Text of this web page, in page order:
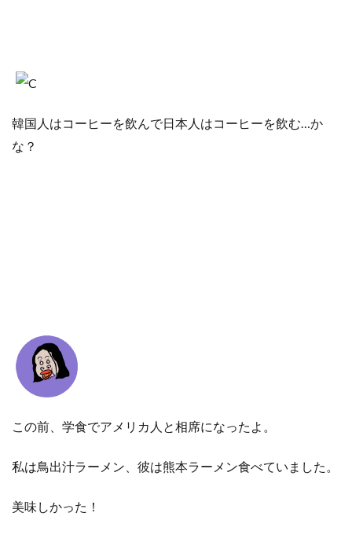
韓国人はコーヒーを飲んで日本人はコーヒーを飲む…か
な？
この前、学食でアメリカ人と相席になったよ。
私は鳥出汁ラーメン、彼は熊本ラーメン食べていました。
美味しかった！